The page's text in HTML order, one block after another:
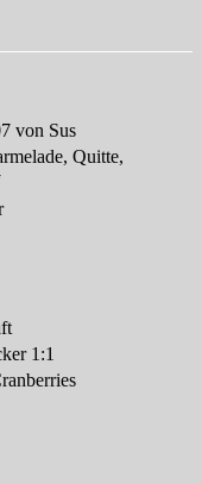
von Sus
Quitte,
1:1